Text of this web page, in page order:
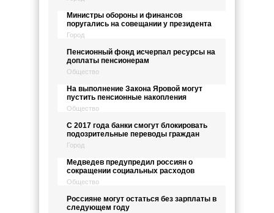
Министры обороны и финансов
поругались на совещании у президента
Город
Пенсионный фонд исчерпал ресурсы на
доплаты пенсионерам
Общество
На выполнение Закона Яровой могут
пустить пенсионные накопления
Общество
С 2017 года банки смогут блокировать
подозрительные переводы граждан
Город
Медведев предупредил россиян о
сокращении социальных расходов
Общество
Россияне могут остаться без зарплаты в
следующем году